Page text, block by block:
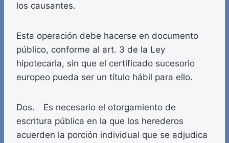
los causantes.
Esta operación debe hacerse en documento
público, conforme al art. 3 de la Ley
hipotecaria, sin que el certificado sucesorio
europeo pueda ser un título hábil para ello.
Dos. Es necesario el otorgamiento de
escritura pública en la que los herederos
acuerden la porción individual que se adjudica